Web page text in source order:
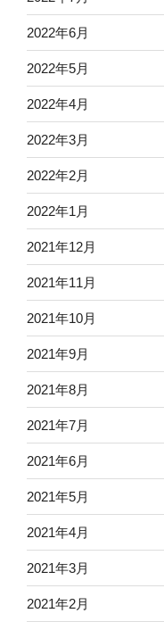
2022年6月
2022年5月
2022年4月
2022年3月
2022年2月
2022年1月
2021年12月
2021年11月
2021年10月
2021年9月
2021年8月
2021年7月
2021年6月
2021年5月
2021年4月
2021年3月
2021年2月